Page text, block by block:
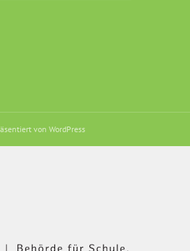
von WordPress